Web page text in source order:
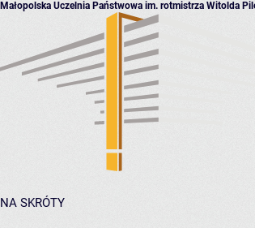
Małopolska Uczelnia Państwowa im. rotmistrza Witolda
NA SKRÓTY